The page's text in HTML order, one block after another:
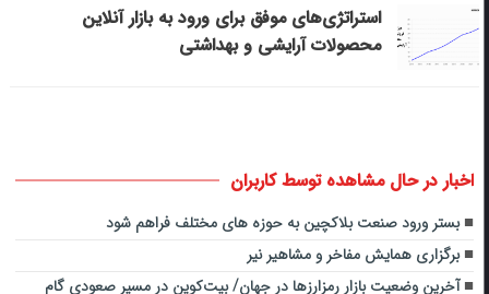
استراتژی‌های موفق برای ورود به بازار آنلاین
محصولات آرایشی و بهداشتی
اخبار در حال مشاهده توسط کاربران
بستر ورود صنعت بلاکچین به حوزه های مختلف فراهم شود
برگزاری همایش مفاخر و مشاهیر نیر
آخرین وضعیت بازار رمزارزها در جهان/ بیت‌کوین در مسیر صعودی گام